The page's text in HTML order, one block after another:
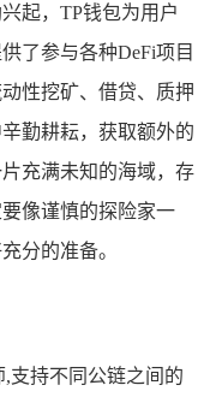
起，TP钱包为用户
了参与各种DeFi项目
性挖矿、借贷、质押
勤耕耘，获取额外的
充满未知的海域，存
像谨慎的探险家一
分的准备。
支持不同公链之间的